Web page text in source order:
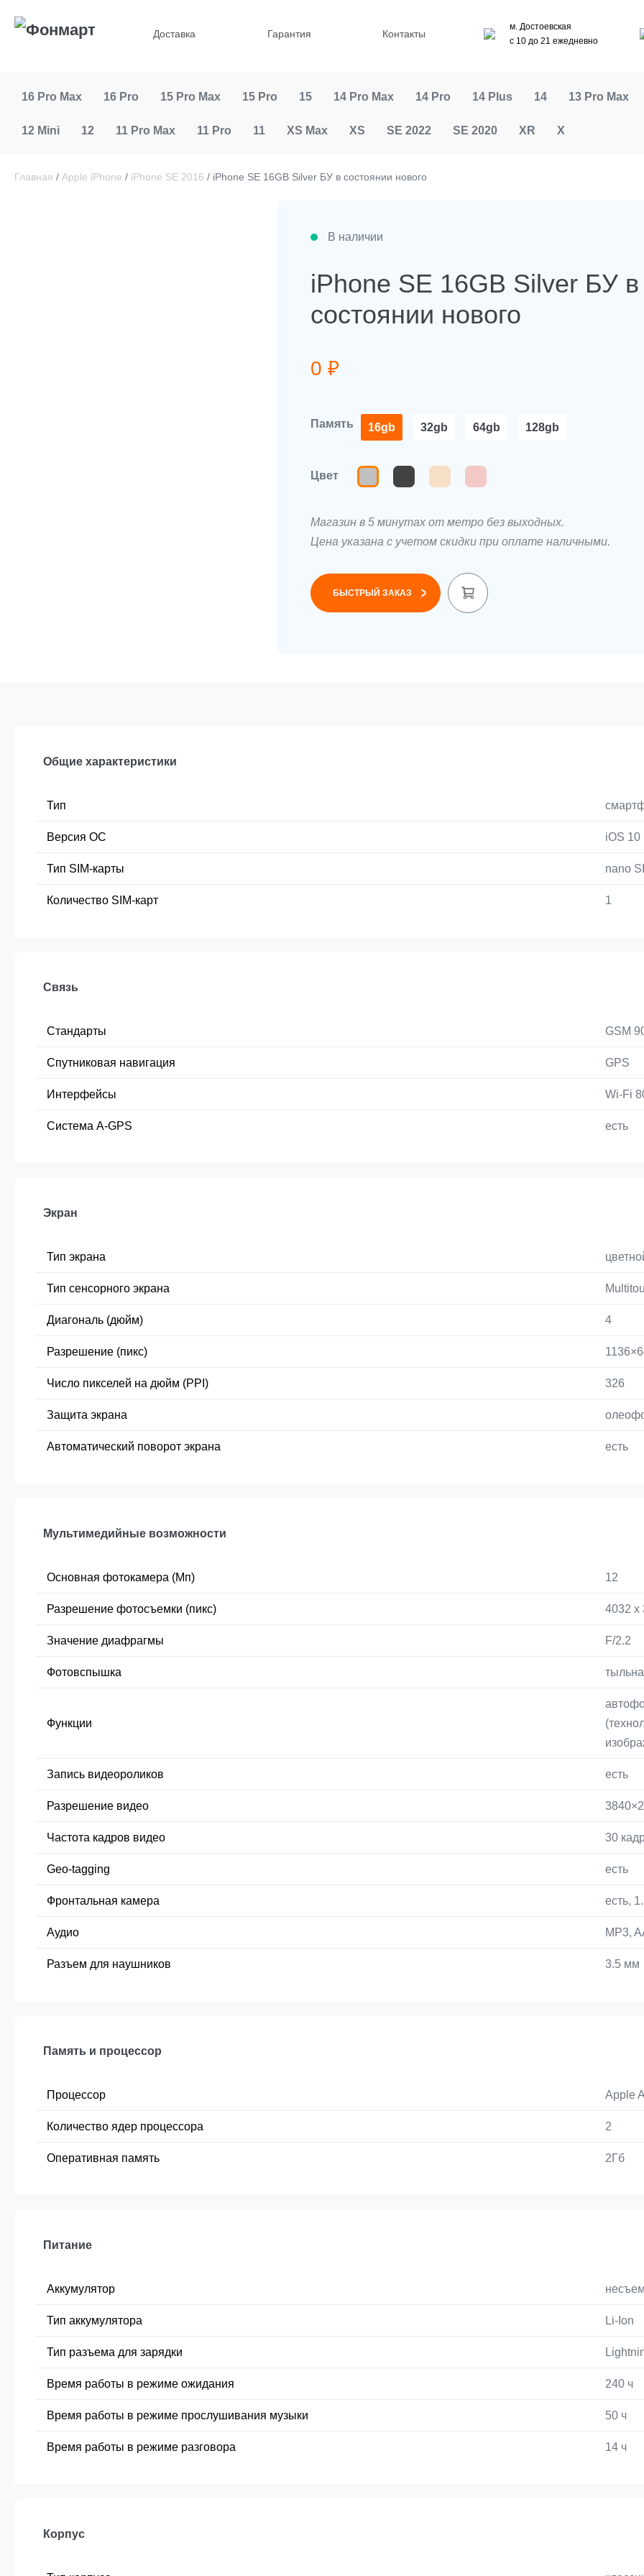
Доставка Гарантия Контакты
м. Достоевская
с 10 до 21 ежедневно
16 Pro Max 16 Pro 15 Pro Max 15 Pro 15 14 Pro Max 14 Pro 14 Plus 14 13 Pro Max
12 Mini 12 11 Pro Max 11 Pro 11 XS Max XS SE 2022 SE 2020 XR X
Главная / Apple iPhone / iPhone SE 2016 / iPhone SE 16GB Silver БУ в состоянии нового
В наличии
iPhone SE 16GB Silver БУ в
состоянии нового
0₽
Память 16gb 32gb 64gb 128gb
Цвет
Магазин в 5 минутах от метро без выходных.
Цена указана с учетом скидки при оплате наличными.
БЫСТРЫЙ ЗАКАЗ >
Общие характеристики
Тип
Версия ОС iOS 10
Тип SIM-карты nano
Количество SIM-карт 1
Связь
Стандарты GSM
Спутниковая навигация GPS
Интерфейсы Wi-Fi
Cистема A-GPS есть
Экран
Тип экрана
Тип сенсорного экрана
Диагональ (дюйм) 4
Разрешение (пикс)
Число пикселей на дюйм (PPI) 326
Защита экрана
Автоматический поворот экрана есть
Мультимедийные возможности
Основная фотокамера (Мп) 12
Разрешение фотосъемки (пикс) 4032 х
Значение диафрагмы F/2.2
Фотовспышка
Функции
Запись видеороликов есть
Разрешение видео
Частота кадров видео 30
Geo-tagging есть
Фронтальная камера есть,
Аудио MP3,
Разъем для наушников 3.5 мм
Память и процессор
Процессор Apple
Количество ядер процессора 2
Оперативная память 2Гб
Питание
Аккумулятор
Тип аккумулятора Li-Ion
Тип разъема для зарядки
Время работы в режиме ожидания 240 ч
Время работы в режиме прослушивания музыки 50 ч
Время работы в режиме разговора 14 ч
Корпус